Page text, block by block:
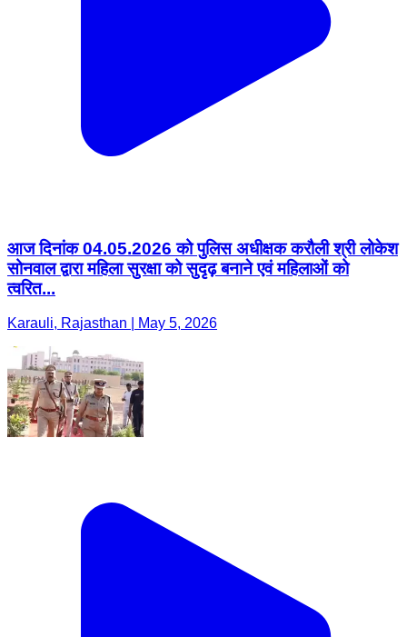
आज दिनांक 04.05.2026 को पुलिस अधीक्षक करौली श्री लोकेश
सोनवाल द्वारा महिला सुरक्षा को सुदृढ़ बनाने एवं महिलाओं को
त्वरित...
Karauli, Rajasthan | May 5, 2026